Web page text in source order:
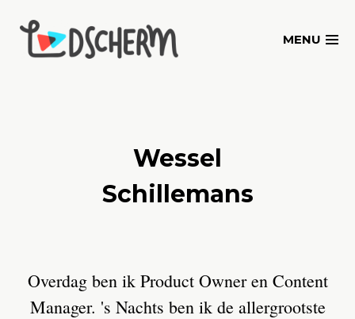
content
MENU
Wessel
Schillemans
Overdag ben ik Product Owner en Content
Manager. 's Nachts ben ik de allergrootste